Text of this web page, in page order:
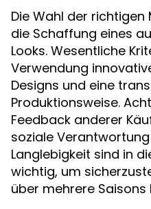
Die Wahl der richtigen
die Schaffung eines
Looks. Wesentliche
Verwendung
Designs und eine
Produktionsweise.
Feedback anderer
soziale
Langlebigkeit sind in
wichtig, um
über mehrere